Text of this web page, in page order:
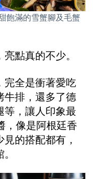
飽滿的雪蟹腳及毛蟹
點真的不少。
完全是衝著愛吃
牛排，還多了德
等，讓人印象最
，像是阿根廷香
的搭配都有，